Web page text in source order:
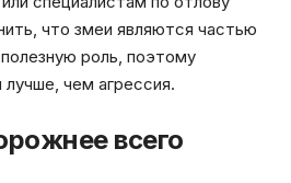
что змеи являются частью
роль, поэтому
лучше, чем агрессия.
всего